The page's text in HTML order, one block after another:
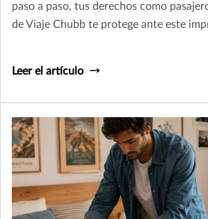
paso a paso, tus derechos como
de Viaje Chubb te protege ante este
Leer el artículo